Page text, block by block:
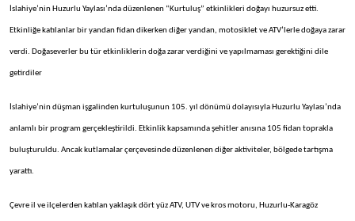
İslahiye’nin Huzurlu Yaylası’nda düzenlenen “Kurtuluş” etkinlikleri doğayı huzursuz etti.
Etkinliğe katılanlar bir yandan fidan dikerken diğer yandan, motosiklet ve ATV’lerle doğaya zarar
verdi. Doğaseverler bu tür etkinliklerin doğa zarar verdiğini ve yapılmaması gerektiğini dile
getirdiler
İslahiye’nin düşman işgalinden kurtuluşunun 105. yıl dönümü dolayısıyla Huzurlu Yaylası’nda
anlamlı bir program gerçekleştirildi. Etkinlik kapsamında şehitler anısına 105 fidan toprakla
buluşturuldu. Ancak kutlamalar çerçevesinde düzenlenen diğer aktiviteler, bölgede tartışma
yarattı.
Çevre il ve ilçelerden katılan yaklaşık dört yüz ATV, UTV ve kros motoru, Huzurlu-Karagöz